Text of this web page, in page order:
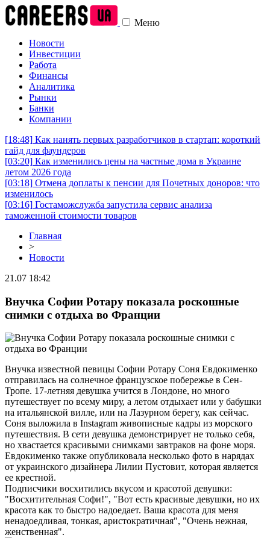
Меню
Новости
Инвестиции
Работа
Финансы
Аналитика
Рынки
Банки
Компании
[18:48] Как нанять первых разработчиков в стартап: короткий
гайд для фаундеров
[03:20] Как изменились цены на частные дома в Украине
летом 2026 года
[03:18] Отмена доплаты к пенсии для Почетных доноров: что
изменилось
[03:16] Гостаможслужба запустила сервис анализа
таможенной стоимости товаров
Главная
>
Новости
21.07 18:42
Внучка Софии Ротару показала роскошные
снимки с отдыха во Франции
Внучка известной певицы Софии Ротару Соня Евдокименко
отправилась на солнечное французское побережье в Сен-
Тропе. 17-летняя девушка учится в Лондоне, но много
путешествует по всему миру, а летом отдыхает или у бабушки
на итальянской вилле, или на Лазурном берегу, как сейчас.
Соня выложила в Instagram живописные кадры из морского
путешествия. В сети девушка демонстрирует не только себя,
но хвастается красивыми снимками завтраков на фоне моря.
Евдокименко также опубликовала несколько фото в нарядах
от украинского дизайнера Лилии Пустовит, которая является
ее крестной.
Подписчики восхитились вкусом и красотой девушки:
"Восхитительная Софи!", "Вот есть красивые девушки, но их
красота как то быстро надоедает. Ваша красота для меня
ненадоедливая, тонкая, аристократичная", "Очень нежная,
женственная".